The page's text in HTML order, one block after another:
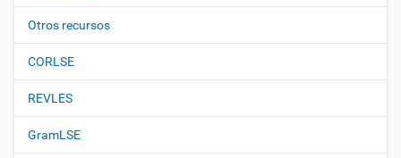
Otros recursos
CORLSE
REVLES
GramLSE